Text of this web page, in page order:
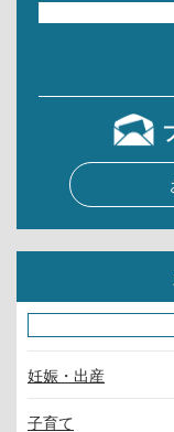
妊娠・出産
子育て